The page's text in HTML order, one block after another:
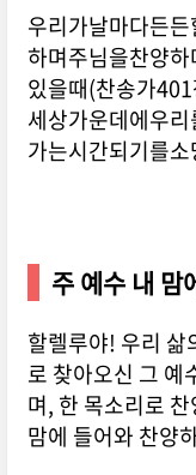
우리가날마다든
하며주님을찬양
있을때(찬송가
세상가운데에우
가는시간되기를
주 예수 내 맘
할렐루야! 우리 삶
로 찾아오신 그 예
며, 한 목소리로
맘에 들어와 찬양